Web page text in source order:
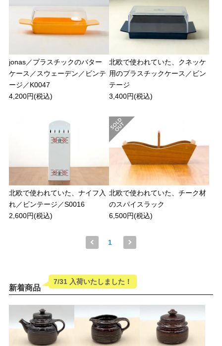
jonas／プラスチックのバター
ケース／スウェーデン／ビンテ
ージ／K0047
4,200円(税込)
北欧で使われていた、クネッケ
用のプラスチックケース／ビン
テージ
3,400円(税込)
北欧で使われていた、ナイフ入
れ／ビンテージ／S0016
2,600円(税込)
北欧で使われていた、チーク材
のスパイスラック
6,500円(税込)
1
新着商品
7/31 入荷いたしました！